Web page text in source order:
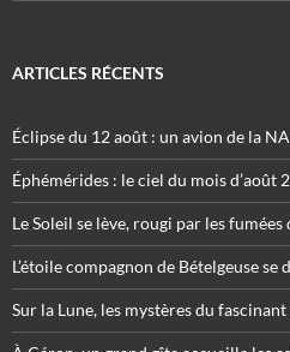
ARTICLES RÉCENTS
Éclipse du 12 août : un avion de la
Éphémérides : le ciel du mois d’août
Le Soleil se lève, rougi par les fumées
L’étoile compagnon de Bételgeuse se
Sur la Lune, les mystères du